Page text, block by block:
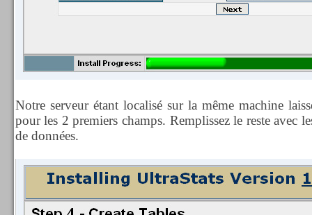
Notre serveur étant localisé sur la même machine
pour les 2 premiers champs. Remplissez le reste avec
de données.